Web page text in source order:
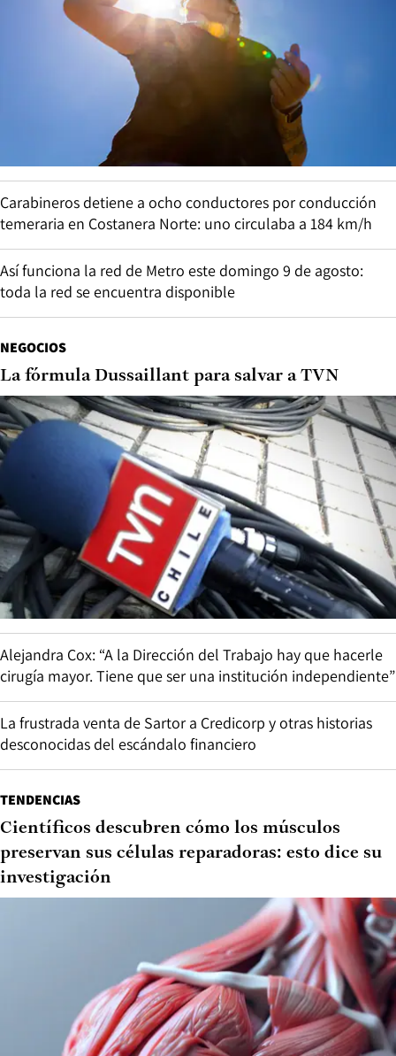
Carabineros detiene a ocho conductores por conducción
temeraria en Costanera Norte: uno circulaba a 184 km/h
Así funciona la red de Metro este domingo 9 de agosto:
toda la red se encuentra disponible
NEGOCIOS
La fórmula Dussaillant para salvar a TVN
Alejandra Cox: “A la Dirección del Trabajo hay que hacerle
cirugía mayor. Tiene que ser una institución independiente”
La frustrada venta de Sartor a Credicorp y otras historias
desconocidas del escándalo financiero
TENDENCIAS
Científicos descubren cómo los músculos
preservan sus células reparadoras: esto dice su
investigación